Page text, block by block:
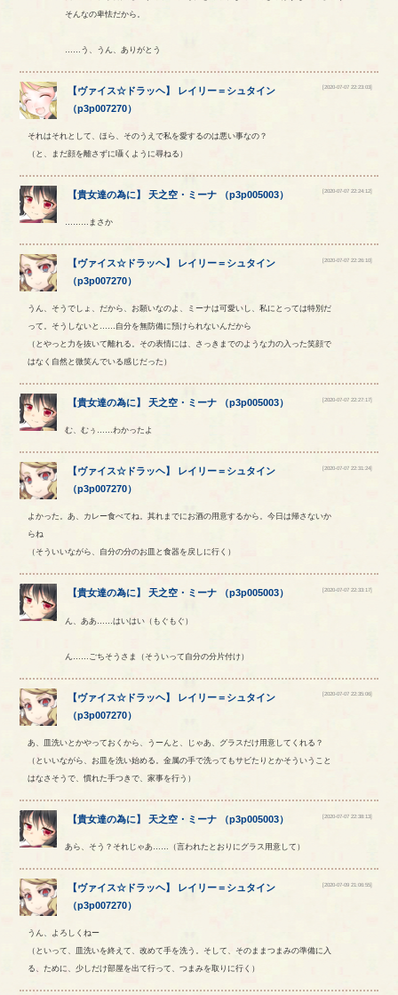
そんなの卑怯だから。
……う、うん、ありがとう
【ヴァイス☆ドラッヘ】 レイリー＝ シュタイン
（p3p007270）
[2020-07-07 22:23:03]
それはそれとして、ほら、そのうえで私を愛するのは悪い事なの？
（と、まだ顔を離さずに囁くように尋ねる）
【貴女達の為に】 天之空 ・ ミーナ （p3p005003） [2020-07-07 22:24:12]
………まさか
【ヴァイス☆ドラッヘ】 レイリー＝ シュタイン
（p3p007270）
[2020-07-07 22:26:10]
うん、そうでしょ、だから、お願いなのよ、ミーナは可愛いし、私にとっては特別だ
って。そうしないと……自分を無防備に預けられないんだから
（とやっと力を抜いて離れる。その表情には、さっきまでのような力の入った笑顔で
はなく自然と微笑んでいる感じだった）
【貴女達の為に】天之空 ・ ミーナ （p3p005003） [2020-07-07 22:27:17]
む、むぅ……わかったよ
【ヴァイス☆ドラッヘ】 レイリー＝ シュタイン
（p3p007270）
[2020-07-07 22:31:24]
よかった。あ、カレー食べてね。其れまでにお酒の用意するから。今日は帰さないか
らね
（そういいながら、自分の分のお皿と食器を戻しに行く）
【貴女達の為に】 天之空 ・ ミーナ （p3p005003） [2020-07-07 22:33:17]
ん、ああ……はいはい（もぐもぐ）
ん……ごちそうさま（そういって自分の分片付け）
【ヴァイス☆ドラッヘ】 レイリー＝ シュタイン
（p3p007270）
[2020-07-07 22:35:06]
あ、皿洗いとかやっておくから、うーんと、じゃあ、グラスだけ用意してくれる？
（といいながら、お皿を洗い始める。金属の手で洗ってもサビたりとかそういうこと
はなさそうで、慣れた手つきで、家事を行う）
【貴女達の為に】天之空 ・ ミーナ （p3p005003） [2020-07-07 22:38:13]
あら、そう？それじゃあ……（言われたとおりにグラス用意して）
【ヴァイス☆ドラッヘ】 レイリー＝ シュタイン
（p3p007270）
[2020-07-09 21:06:55]
うん、よろしくねー
（といって、皿洗いを終えて、改めて手を洗う。そして、そのままつまみの準備に入
る、ために、少しだけ部屋を出て行って、つまみを取りに行く）